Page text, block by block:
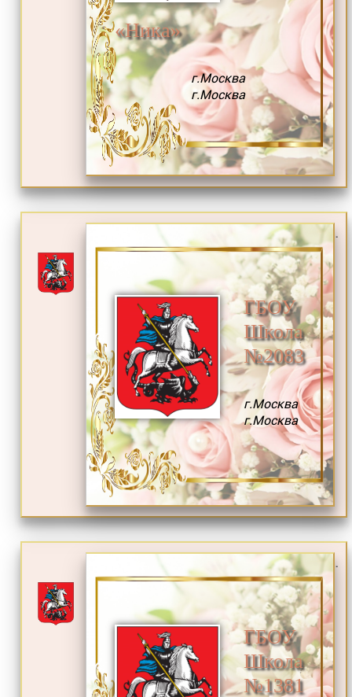
«Ника»
г.Москва
г.Москва
.
ГБОУ
Школа
№2083
г.Москва
г.Москва
.
ГБОУ
Школа
№1381